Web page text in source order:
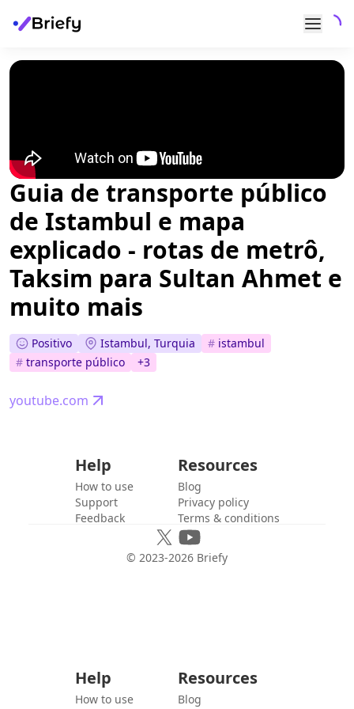
Guia de transporte público
de Istambul e mapa
explicado - rotas de metrô,
Taksim para Sultan Ahmet e
muito mais
Positivo Istambul, Turquia # istambul
# transporte público +3
youtube.com
Help
How to use
Support
Feedback
Resources
Blog
Privacy policy
Terms & conditions
© 2023-2026 Briefy
Help
How to use
Resources
Blog